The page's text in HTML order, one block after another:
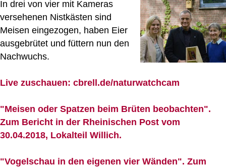
In drei von vier mit Kameras
versehenen Nistkästen sind
Meisen eingezogen, haben Eier
ausgebrütet und füttern nun den
Nachwuchs.
Live zuschauen: cbrell.de/naturwatchcam
"Meisen oder Spatzen beim Brüten beobachten".
Zum Bericht in der Rheinischen Post vom
30.04.2018, Lokalteil Willich.
"Vogelschau in den eigenen vier Wänden". Zum